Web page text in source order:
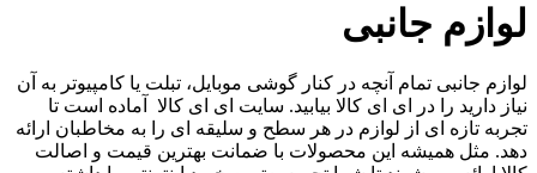
لوازم جانبی
لوازم جانبی تمام آنچه در کنار گوشی موبایل، تبلت یا کامپیوتر به آن
نیاز دارید را در ای ای کالا بیابید. سایت ای ای کالا آماده است تا
تجربه تازه ای از لوازم در هر سطح و سلیقه ای را به مخاطبان ارائه
دهد. مثل همیشه این محصولات با ضمانت بهترین قیمت و اصالت